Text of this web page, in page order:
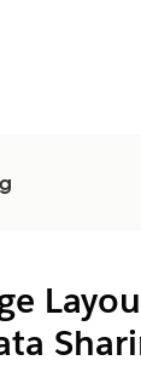
matières